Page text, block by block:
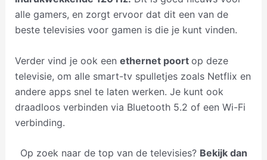
alle gamers, en zorgt ervoor dat dit een van de
beste televisies voor gamen is die je kunt vinden.
Verder vind je ook een ethernet poort op deze
televisie, om alle smart-tv spulletjes zoals Netflix en
andere apps snel te laten werken. Je kunt ook
draadloos verbinden via Bluetooth 5.2 of een Wi-Fi
verbinding.
Op zoek naar de top van de televisies? Bekijk dan